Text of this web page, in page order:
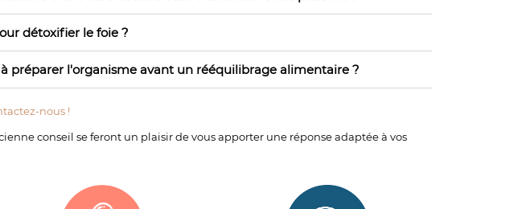
détoxifier le foie ?
préparer l'organisme avant un rééquilibrage alimentaire ?
nous !
conseil se feront un plaisir de vous apporter une réponse adaptée à vos